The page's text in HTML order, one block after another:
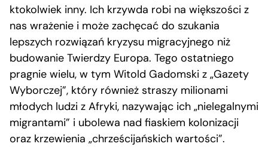
ktokolwiek inny. Ich krzywda robi na większości z
nas wrażenie i może zachęcać do szukania
lepszych rozwiązań kryzysu migracyjnego niż
budowanie Twierdzy Europa. Tego ostatniego
pragnie wielu, w tym Witold Gadomski z „Gazety
Wyborczej”, który również straszy milionami
młodych ludzi z Afryki, nazywając ich „nielegalnymi
migrantami” i ubolewa nad fiaskiem kolonizacji
oraz krzewienia „chrześcijańskich wartości”.